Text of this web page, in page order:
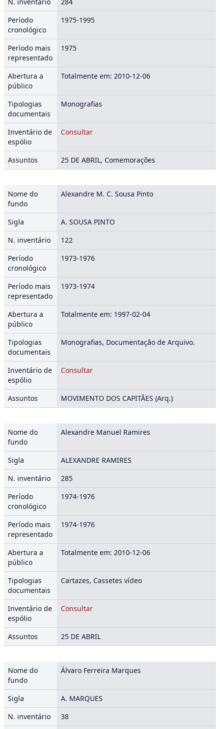
Período
cronológico
1975-1995
Período mais
representado
1975
Abertura a
público
Totalmente em: 2010-12-06
Tipologias
documentais
Monografias
Inventário de
espólio
Consultar
Assuntos 25 DE ABRIL, Comemorações
Nome do
fundo
Alexandre M. C. Sousa Pinto
Sigla
A. SOUSA PINTO
N. inventário
122
Período
cronológico
1973-1976
Período mais
representado
1973-1974
Abertura a
público
Totalmente em: 1997-02-04
Tipologias
documentais
Monografias, Documentação de Arquivo.
Inventário de
espólio
Consultar
Assuntos MOVIMENTO DOS CAPITÃES (Arq.)
Nome do
fundo
Alexandre Manuel Ramires
Sigla
ALEXANDRE RAMIRES
N. inventário
285
Período
cronológico
1974-1976
Período mais
representado
1974-1976
Abertura a
público
Totalmente em: 2010-12-06
Tipologias
documentais
Cartazes, Cassetes vídeo
Inventário de
espólio
Consultar
Assuntos 25 DE ABRIL
Nome do
fundo
Álvaro Ferreira Marques
Sigla
A. MARQUES
N. inventário
38